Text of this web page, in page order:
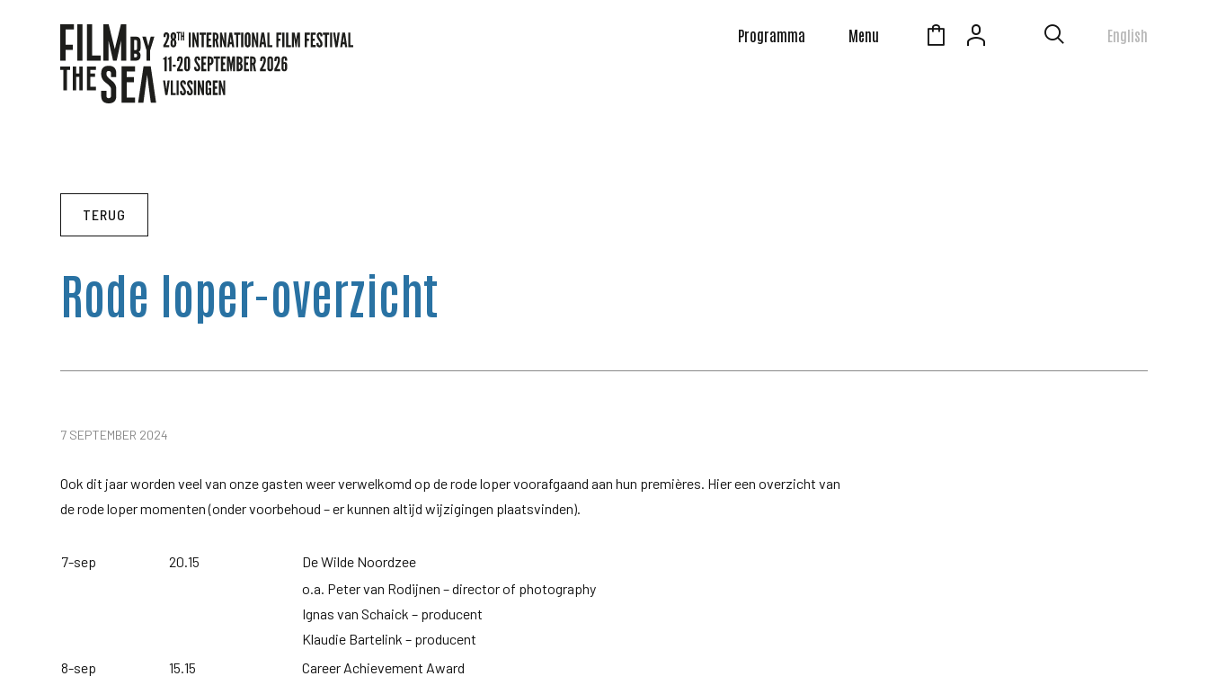
Programma Menu English
TERUG
Rode loper-overzicht
7 SEPTEMBER 2024
Ook dit jaar worden veel van onze gasten weer verwelkomd op de rode loper voorafgaand aan hun premières. Hier een overzicht van
de rode loper momenten (onder voorbehoud – er kunnen altijd wijzigingen plaatsvinden).
7-sep 20.15
De Wilde Noordzee
o.a. Peter van Rodijnen – director of photography
Ignas van Schaick – producent
Klaudie Bartelink – producent
8-sep
15.15
Career Achievement Award